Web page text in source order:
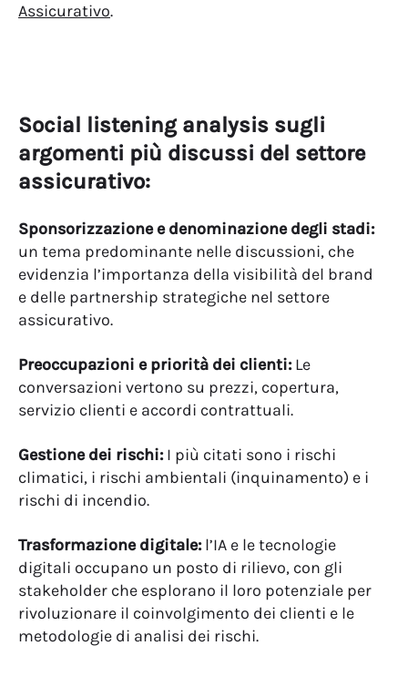
Assicurativo.
Social listening analysis sugli
argomenti più discussi del settore
assicurativo:
Sponsorizzazione e denominazione degli stadi:
un tema predominante nelle discussioni, che
evidenzia l’importanza della visibilità del brand
e delle partnership strategiche nel settore
assicurativo.
Preoccupazioni e priorità dei clienti:Le
conversazioni vertono su prezzi, copertura,
servizio clienti e accordi contrattuali.
Gestione dei rischi:I più citati sono i rischi
climatici, i rischi ambientali (inquinamento) e i
rischi di incendio.
Trasformazione digitale:l’IA e le tecnologie
digitali occupano un posto di rilievo, con gli
stakeholder che esplorano il loro potenziale per
rivoluzionare il coinvolgimento dei clienti e le
metodologie di analisi dei rischi.